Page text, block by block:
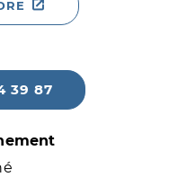
39 87